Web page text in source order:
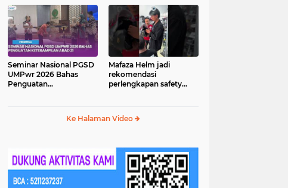
Seminar Nasional PGSD
UMPwr 2026 Bahas
Penguatan
Mafaza Helm jadi
rekomendasi
perlengkapan safety
Ke Halaman Video